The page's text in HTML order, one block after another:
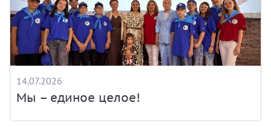
14.07.2026
Мы – единое целое!